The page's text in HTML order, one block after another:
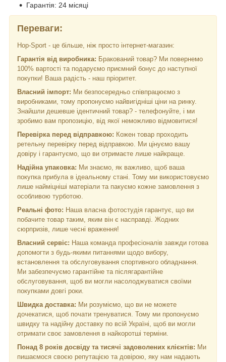
Гарантія: 24 місяці
Переваги:
Hop-Sport - це більше, ніж просто інтернет-магазин:
Гарантія від виробника: Бракований товар? Ми повернемо
100% вартості та подаруємо приємний бонус до наступної
покупки! Ваша радість - наш пріоритет.
Власний імпорт: Ми безпосередньо співпрацюємо з
виробниками, тому пропонуємо найвигідніші ціни на ринку.
Знайшли дешевше ідентичний товар? - телефонуйте, і ми
зробимо вам пропозицію, від якої неможливо відмовитися!
Перевірка перед відправкою: Кожен товар проходить
ретельну перевірку перед відправкою. Ми цінуємо вашу
довіру і гарантуємо, що ви отримаєте лише найкраще.
Надійна упаковка: Ми знаємо, як важливо, щоб ваша
покупка прибула в ідеальному стані. Тому ми використовуємо
лише найміцніші матеріали та пакуємо кожне замовлення з
особливою турботою.
Реальні фото: Наша власна фотостудія гарантує, що ви
побачите товар таким, яким він є насправді. Жодних
сюрпризів, лише чесні враження!
Власний сервіс: Наша команда професіоналів завжди готова
допомогти з будь-якими питаннями щодо вибору,
встановлення та обслуговування спортивного обладнання.
Ми забезпечуємо гарантійне та післягарантійне
обслуговування, щоб ви могли насолоджуватися своїми
покупками довгі роки.
Швидка доставка: Ми розуміємо, що ви не можете
дочекатися, щоб почати тренуватися. Тому ми пропонуємо
швидку та надійну доставку по всій Україні, щоб ви могли
отримати своє замовлення в найкоротші терміни.
Понад 8 років досвіду та тисячі задоволених клієнтів: Ми
пишаємося своєю репутацією та довірою, яку нам надають